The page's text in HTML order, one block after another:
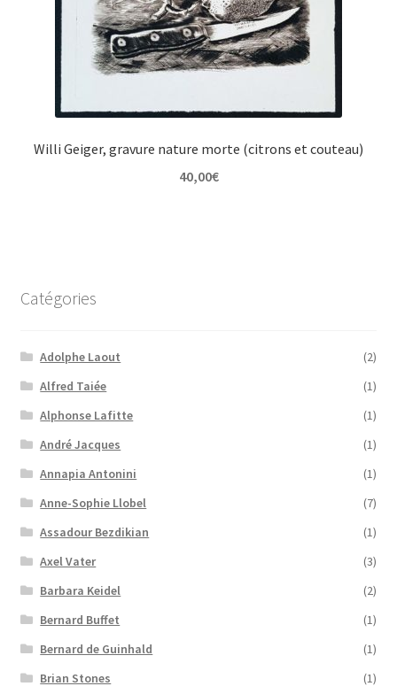
Willi Geiger, gravure nature morte (citrons et couteau)
40,00€
Catégories
Adolphe Laout
(2)
Alfred Taiée
(1)
Alphonse Lafitte
(1)
André Jacques
(1)
Annapia Antonini
(1)
Anne-Sophie Llobel
(7)
Assadour Bezdikian
(1)
Axel Vater
(3)
Barbara Keidel
(2)
Bernard Buffet
(1)
Bernard de Guinhald
(1)
Brian Stones
(1)